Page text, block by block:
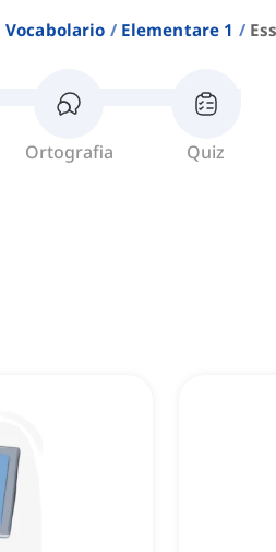
Vocabolario Elementare 1
Ortografia Quiz